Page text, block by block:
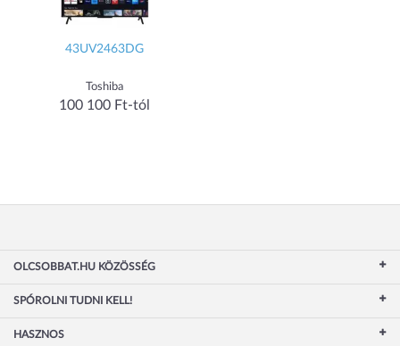
43UV2463DG
Toshiba
100 100 Ft-tól
OLCSOBBAT.HU KÖZÖSSÉG
SPÓROLNI TUDNI KELL!
HASZNOS